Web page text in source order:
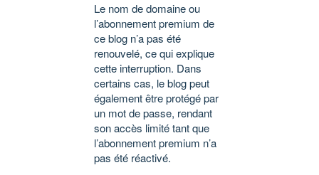
Le nom de domaine ou
l’abonnement premium de
ce blog n’a pas été
renouvelé, ce qui explique
cette interruption. Dans
certains cas, le blog peut
également être protégé par
un mot de passe, rendant
son accès limité tant que
l’abonnement premium n’a
pas été réactivé.